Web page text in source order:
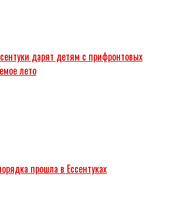
дарят детям с прифронтовых
лето
прошла в Ессентуках